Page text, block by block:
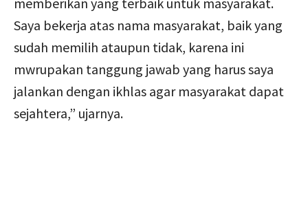
Saya bekerja atas nama masyarakat, baik yang
sudah memilih ataupun tidak, karena ini
mwrupakan tanggung jawab yang harus saya
jalankan dengan ikhlas agar masyarakat dapat
sejahtera,” ujarnya.